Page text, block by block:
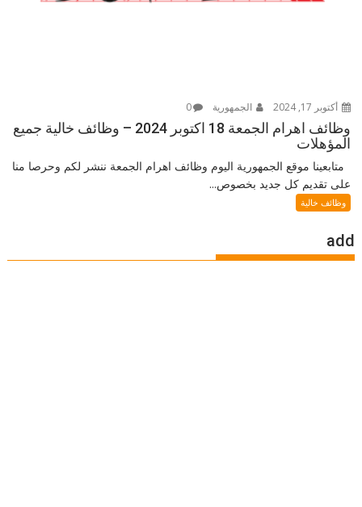
أكتوبر 17, 2024 الجمهورية 0
وظائف اهرام الجمعة 18 اكتوبر 2024 – وظائف خالية جميع
المؤهلات
متابعينا موقع الجمهورية اليوم وظائف اهرام الجمعة ننشر لكم وحرصا منا
على تقديم كل جديد بخصوص...
وظائف خالية
add